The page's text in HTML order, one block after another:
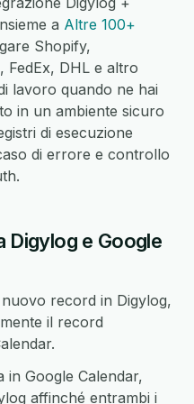
a Altre 100+
Shopify,
FedEx, DHL e altro
lavoro quando ne hai
in un ambiente sicuro
di esecuzione
di errore e controllo
e Google
record in Digylog,
il record
Google Calendar,
affinché entrambi i